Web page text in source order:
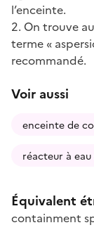
l’enceinte.
2. On trouve
terme «
recommandé.
Voir aussi
enceinte de
réacteur à eau
Équivalent
containment